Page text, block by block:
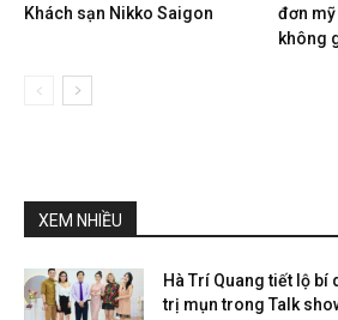
Khách sạn Nikko Saigon
đơn mỹ
không
XEM NHIỀU
Hà Trí Quang tiết lộ bí
trị mụn trong Talk